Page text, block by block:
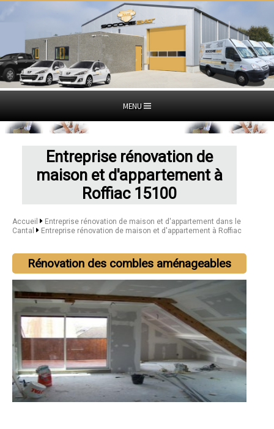
MENU
Entreprise rénovation de
maison et d'appartement à
Roffiac 15100
Accueil
Entreprise rénovation de maison et d'appartement dans le
Cantal
Entreprise rénovation de maison et d'appartement à Roffiac
Rénovation des combles aménageables